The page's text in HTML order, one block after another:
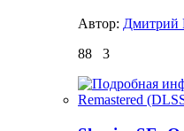
Автор: Дмитрий
88
3